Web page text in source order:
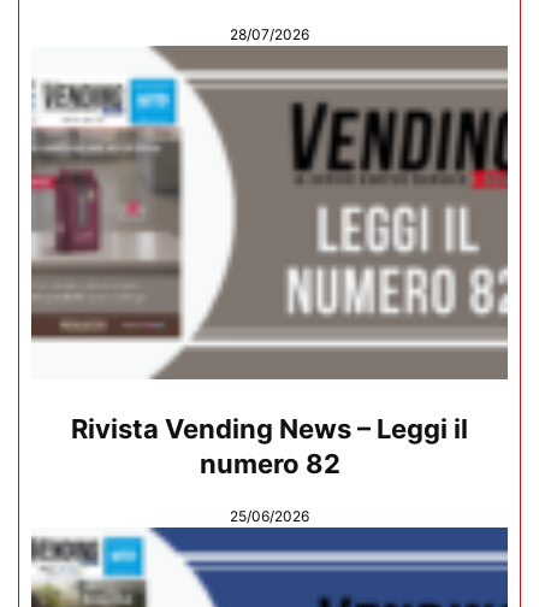
28/07/2026
Rivista Vending News – Leggi il
numero 82
25/06/2026